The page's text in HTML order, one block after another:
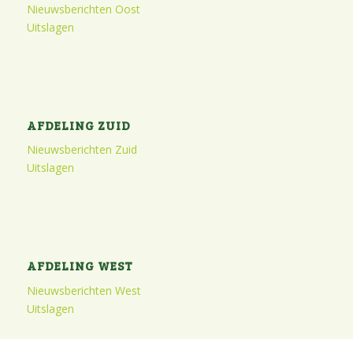
Nieuwsberichten Oost
Uitslagen
AFDELING ZUID
Nieuwsberichten Zuid
Uitslagen
AFDELING WEST
Nieuwsberichten West
Uitslagen